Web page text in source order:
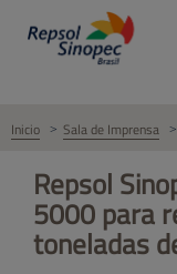
Inicio Sala de Imprensa
Repsol
5000 para
toneladas